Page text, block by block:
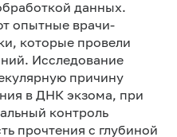
данных.
опытные врачи-
которые провели
Исследование
причину
в ДНК экзома, при
контроль
прочтения с глубиной